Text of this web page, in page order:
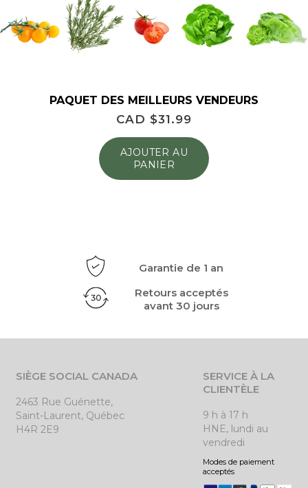
PAQUET DES MEILLEURS VENDEURS
CAD $31.99
AJOUTER AU
PANIER
Garantie de 1 an
Retours acceptés
avant 30 jours
SIÈGE SOCIAL CANADA
2463 Rue Guénette,
Saint-Laurent, Québec
H4R 2E9
SERVICE À LA
CLIENTÈLE
9 h à 17 h
HNE, lundi au
vendredi
Modes de paiement
acceptés